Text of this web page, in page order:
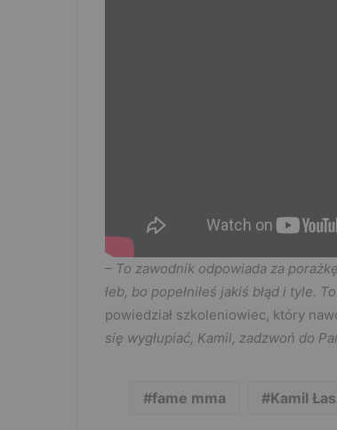
– To zawodnik odpowiada za
łeb, bo popełniłeś jakiś błąd i tyle.
powiedział szkoleniowiec, który
się wygłupiać, Kamil, zadzwoń do
fame mma Kamil